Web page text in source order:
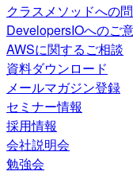
クラスメソッドへの
DevelopersIOへのご
AWSに関するご相談
資料ダウンロード
メールマガジン登録
セミナー情報
採用情報
会社説明会
勉強会